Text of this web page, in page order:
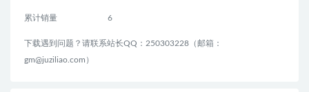
累计销量 6
下载遇到问题？请联系站长QQ：250303228（邮箱：
gm@juziliao.com）